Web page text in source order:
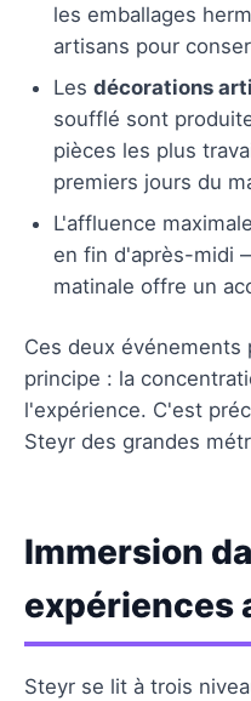
les emballages
artisans pour
Les décorations
soufflé sont
pièces les plus
premiers jours du
L'affluence
en fin d'après-midi
matinale offre un
Ces deux événements
principe : la
l'expérience. C'est
Steyr des grandes
Immersion
expériences
Steyr se lit à trois